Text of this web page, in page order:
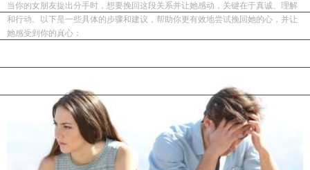
新闻中心
当你的女朋友提出分手时，想要挽回这段关系并让她感动，关键在于真诚、理解
和行动。以下是一些具体的步骤和建议，帮助你更有效地尝试挽回她的心，并让
她感受到你的真心：